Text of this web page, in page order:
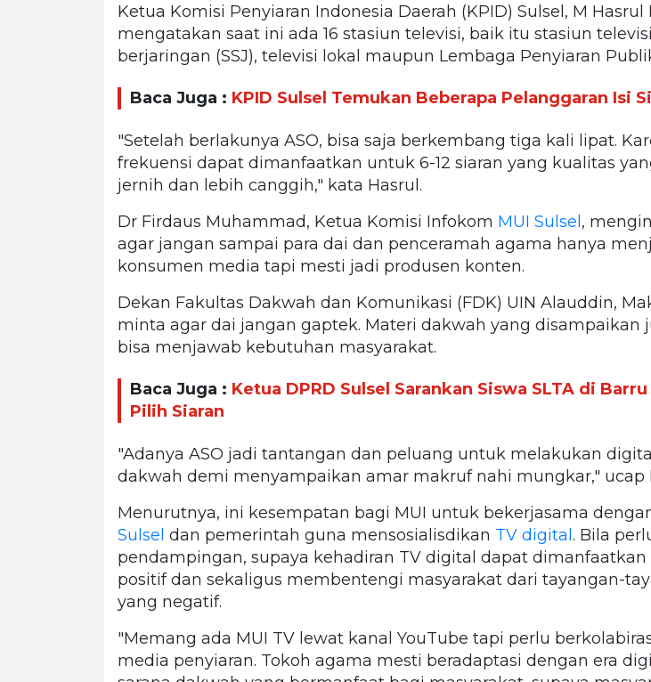
Ketua Komisi Penyiaran Indonesia Daerah (KPID) Sulsel, M Hasrul
mengatakan saat ini ada 16 stasiun televisi, baik itu stasiun televisi
berjaringan (SSJ), televisi lokal maupun Lembaga Penyiaran
Baca Juga : KPID Sulsel Temukan Beberapa Pelanggaran Isi
"Setelah berlakunya ASO, bisa saja berkembang tiga kali lipat.
frekuensi dapat dimanfaatkan untuk 6-12 siaran yang kualitas
jernih dan lebih canggih," kata Hasrul.
Dr Firdaus Muhammad, Ketua Komisi Infokom MUI Sulsel,
agar jangan sampai para dai dan penceramah agama hanya
konsumen media tapi mesti jadi produsen konten.
Dekan Fakultas Dakwah dan Komunikasi (FDK) UIN Alauddin,
minta agar dai jangan gaptek. Materi dakwah yang disampaikan
bisa menjawab kebutuhan masyarakat.
Baca Juga : Ketua DPRD Sulsel Sarankan Siswa SLTA di
Pilih Siaran
"Adanya ASO jadi tantangan dan peluang untuk melakukan
dakwah demi menyampaikan amar makruf nahi mungkar," ucap
Menurutnya, ini kesempatan bagi MUI untuk bekerjasama
Sulsel dan pemerintah guna mensosialisdikan TV digital. Bila
pendampingan, supaya kehadiran TV digital dapat dimanfaatkan
positif dan sekaligus membentengi masyarakat dari tayangan-
yang negatif.
"Memang ada MUI TV lewat kanal YouTube tapi perlu
media penyiaran. Tokoh agama mesti beradaptasi dengan era